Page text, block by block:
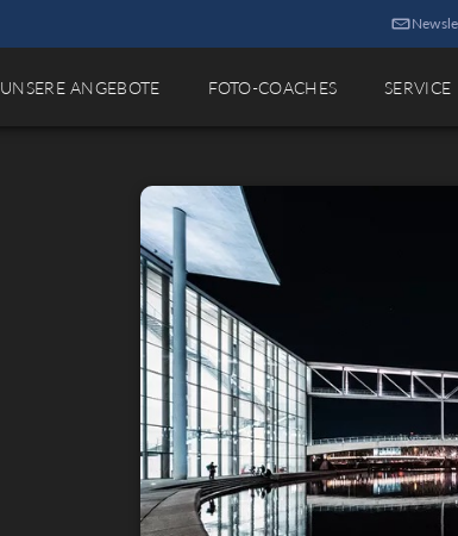
UNSERE ANGEBOTE FOTO-COACHES SERVICE